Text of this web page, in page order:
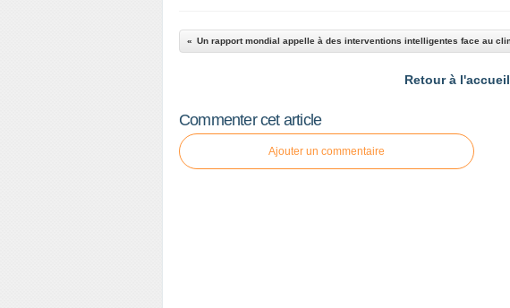
Retour à l'accueil
Commenter cet article
Ajouter un commentaire